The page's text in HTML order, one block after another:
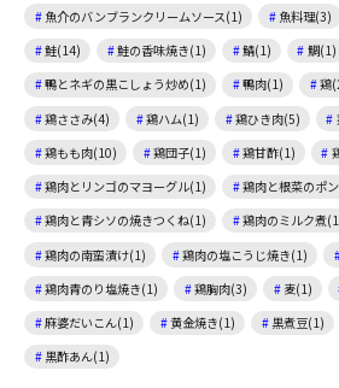
魚介のバンブランクリームソース(1)
魚料理(3)
鮭(14)
鮭の香味焼き(1) 鯖(1) 鯛(1)
鴨とネギの黒こしょう炒め(1)
鴨肉(1) 鶏
鶏ささみ(4)
鶏ハム(1) 鶏ひき肉(5)
鶏もも肉(10)
鶏団子(1) 鶏甘酢(1)
鶏肉とリンゴのマヨーグル(1)
鶏肉と根菜のポ
鶏肉と青シソの焼きつくね(1)
鶏肉のミルク煮
鶏肉の南蛮漬け(1)
鶏肉の塩こうじ焼き(1)
鶏肉青のり塩焼き(1)
鶏胸肉(3) 麦(1)
麻婆だいこん(1)
黄金焼き(1) 黒煮豆(1)
黒酢あん(1)